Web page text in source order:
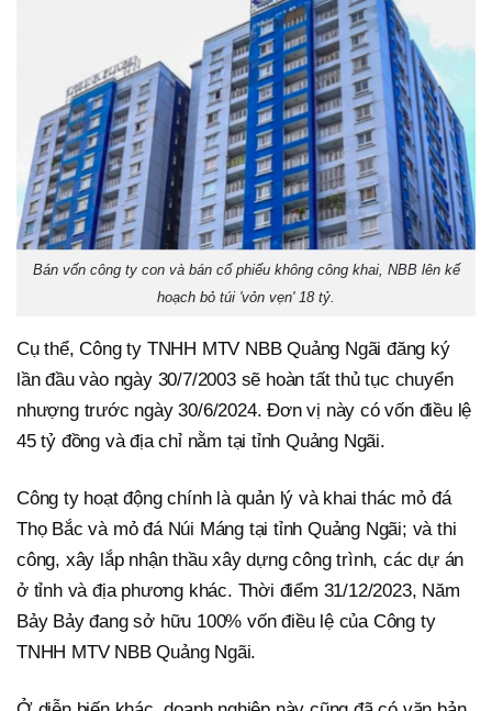
Bán vốn công ty con và bán cổ phiếu không công khai, NBB lên kế
hoạch bỏ túi 'vỏn vẹn' 18 tỷ.
Cụ thể, Công ty TNHH MTV NBB Quảng Ngãi đăng ký
lần đầu vào ngày 30/7/2003 sẽ hoàn tất thủ tục chuyển
nhượng trước ngày 30/6/2024. Đơn vị này có vốn điều lệ
45 tỷ đồng và địa chỉ nằm tại tỉnh Quảng Ngãi.
Công ty hoạt động chính là quản lý và khai thác mỏ đá
Thọ Bắc và mỏ đá Núi Máng tại tỉnh Quảng Ngãi; và thi
công, xây lắp nhận thầu xây dựng công trình, các dự án
ở tỉnh và địa phương khác. Thời điểm 31/12/2023, Năm
Bảy Bảy đang sở hữu 100% vốn điều lệ của Công ty
TNHH MTV NBB Quảng Ngãi.